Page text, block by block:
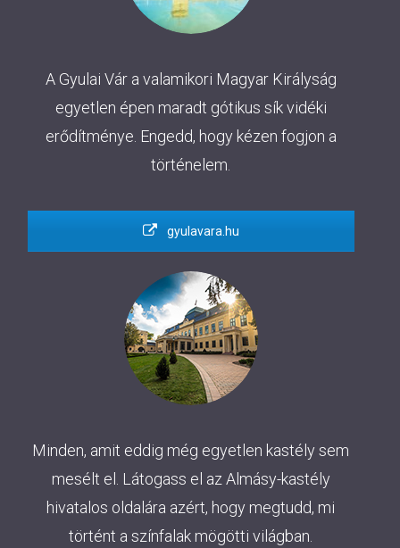
A Gyulai Vár a valamikori Magyar Királyság
egyetlen épen maradt gótikus sík vidéki
erődítménye. Engedd, hogy kézen fogjon a
történelem.
gyulavara.hu
Minden, amit eddig még egyetlen kastély sem
mesélt el. Látogass el az Almásy-kastély
hivatalos oldalára azért, hogy megtudd, mi
történt a színfalak mögötti világban.